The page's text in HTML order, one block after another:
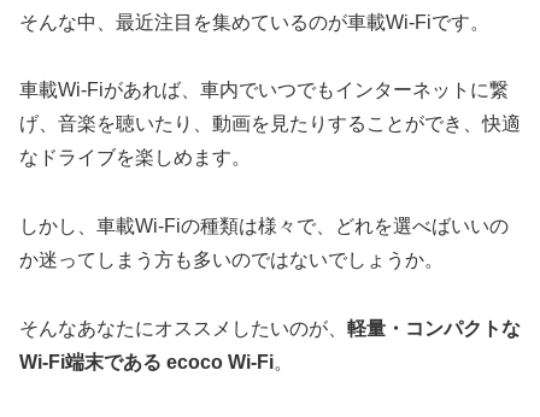
そんな中、最近注目を集めているのが車載Wi-Fiです。
車載Wi-Fiがあれば、車内でいつでもインターネットに繋
げ、音楽を聴いたり、動画を見たりすることができ、快適
なドライブを楽しめます。
しかし、車載Wi-Fiの種類は様々で、どれを選べばいいの
か迷ってしまう方も多いのではないでしょうか。
そんなあなたにオススメしたいのが、 軽量・コンパクトな
Wi-Fi端末である ecoco Wi-Fi。